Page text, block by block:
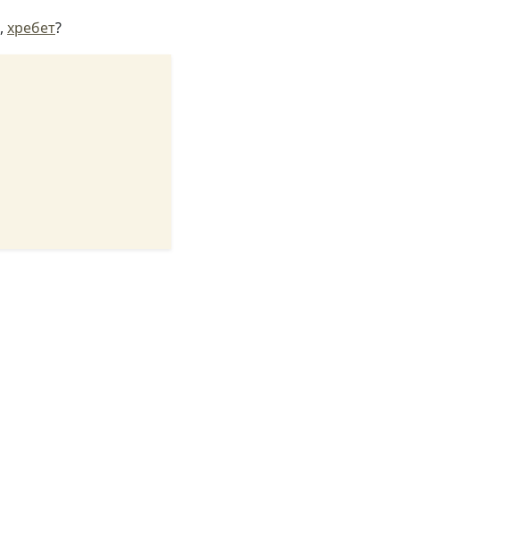
, хребет?